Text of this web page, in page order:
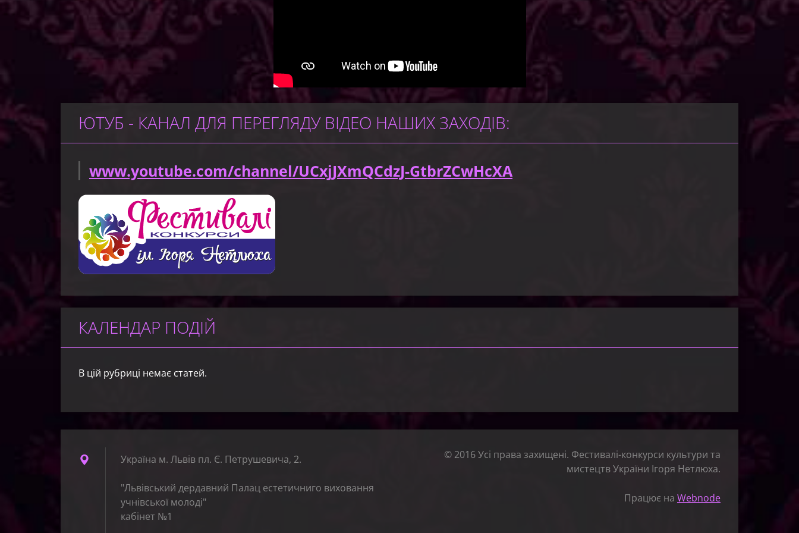
ЮТУБ - КАНАЛ ДЛЯ ПЕРЕГЛЯДУ ВІДЕО НАШИХ ЗАХОДІВ:
www.youtube.com/channel/UCxjJXmQCdzJ-GtbrZCwHcXA
КАЛЕНДАР ПОДІЙ
В цій рубриці немає статей.
Україна м. Львів пл. Є. Петрушевича, 2.
"Львівський дердавний Палац естетичниго виховання
учнівської молоді"
кабінет №1
© 2016 Усі права захищені. Фестивалі-конкурси культури та
мистецтв України Ігоря Нетлюха.
Працює на Webnode